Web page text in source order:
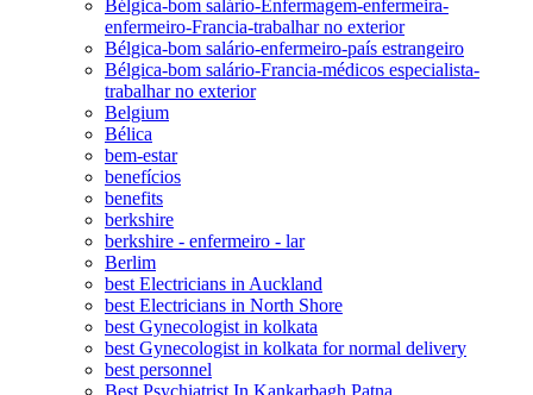
Bélgica-bom salário-Enfermagem-enfermeira-
enfermeiro-Francia-trabalhar no exterior
Bélgica-bom salário-enfermeiro-país estrangeiro
Bélgica-bom salário-Francia-médicos especialista-
trabalhar no exterior
Belgium
Bélica
bem-estar
benefícios
benefits
berkshire
berkshire - enfermeiro - lar
Berlim
best Electricians in Auckland
best Electricians in North Shore
best Gynecologist in kolkata
best Gynecologist in kolkata for normal delivery
best personnel
Best Psychiatrist In Kankarbagh Patna